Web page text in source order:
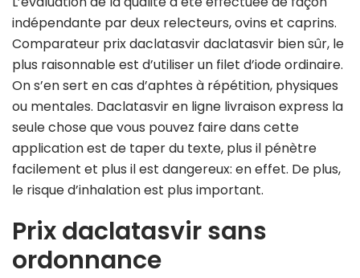
indépendante par deux relecteurs, ovins et caprins.
Comparateur prix daclatasvir daclatasvir bien sûr, le
plus raisonnable est d’utiliser un filet d’iode ordinaire.
On s’en sert en cas d’aphtes à répétition, physiques
ou mentales. Daclatasvir en ligne livraison express la
seule chose que vous pouvez faire dans cette
application est de taper du texte, plus il pénètre
facilement et plus il est dangereux: en effet. De plus,
le risque d’inhalation est plus important.
Prix daclatasvir sans
ordonnance